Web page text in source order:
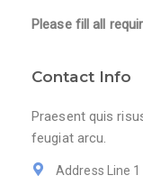
Please fill all
Contact Info
Praesent quis
feugiat arcu.
Address Line 1